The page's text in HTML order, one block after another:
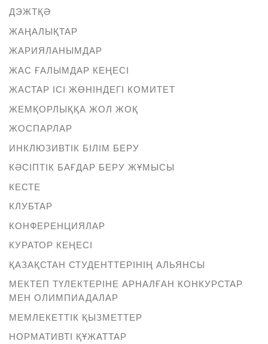
ДЭЖТҚӘ
ЖАҢАЛЫҚТАР
ЖАРИЯЛАНЫМДАР
ЖАС ҒАЛЫМДАР КЕҢЕСІ
ЖАСТАР ІСІ ЖӨНІНДЕГІ КОМИТЕТ
ЖЕМҚОРЛЫҚҚА ЖОЛ ЖОҚ
ЖОСПАРЛАР
ИНКЛЮЗИВТІК БІЛІМ БЕРУ
КӘСІПТІК БАҒДАР БЕРУ ЖҰМЫСЫ
КЕСТЕ
КЛУБТАР
КОНФЕРЕНЦИЯЛАР
КУРАТОР КЕҢЕСІ
ҚАЗАҚСТАН СТУДЕНТТЕРІНІҢ АЛЬЯНСЫ
МЕКТЕП ТҮЛЕКТЕРІНЕ АРНАЛҒАН КОНКУРСТАР
МЕН ОЛИМПИАДАЛАР
МЕМЛЕКЕТТІК ҚЫЗМЕТТЕР
НОРМАТИВТІ ҚҰЖАТТАР